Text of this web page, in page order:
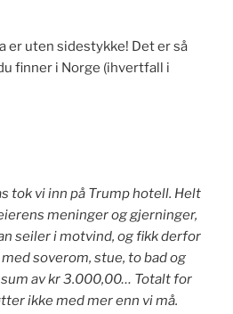
er uten sidestykke! Det er så
finner i Norge (ihvertfall i
tok vi inn på Trump hotell. Helt
meninger og gjerninger,
seiler i motvind, og fikk derfor
soverom, stue, to bad og
av kr 3.000,00… Totalt for
ikke med mer enn vi må.